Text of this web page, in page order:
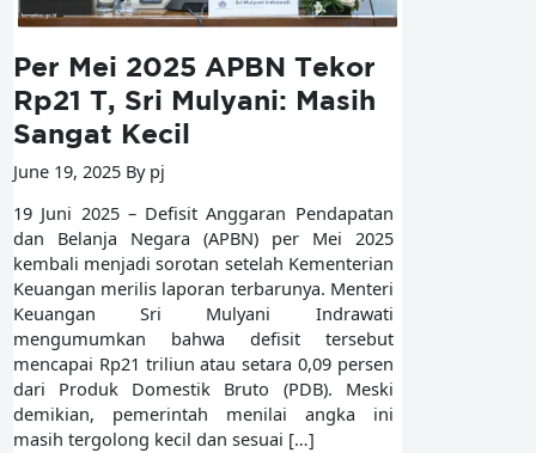
Per Mei 2025 APBN Tekor
Rp21 T, Sri Mulyani: Masih
Sangat Kecil
June 19, 2025 By pj
19 Juni 2025 – Defisit Anggaran Pendapatan
dan Belanja Negara (APBN) per Mei 2025
kembali menjadi sorotan setelah Kementerian
Keuangan merilis laporan terbarunya. Menteri
Keuangan Sri Mulyani Indrawati
mengumumkan bahwa defisit tersebut
mencapai Rp21 triliun atau setara 0,09 persen
dari Produk Domestik Bruto (PDB). Meski
demikian, pemerintah menilai angka ini
masih tergolong kecil dan sesuai […]